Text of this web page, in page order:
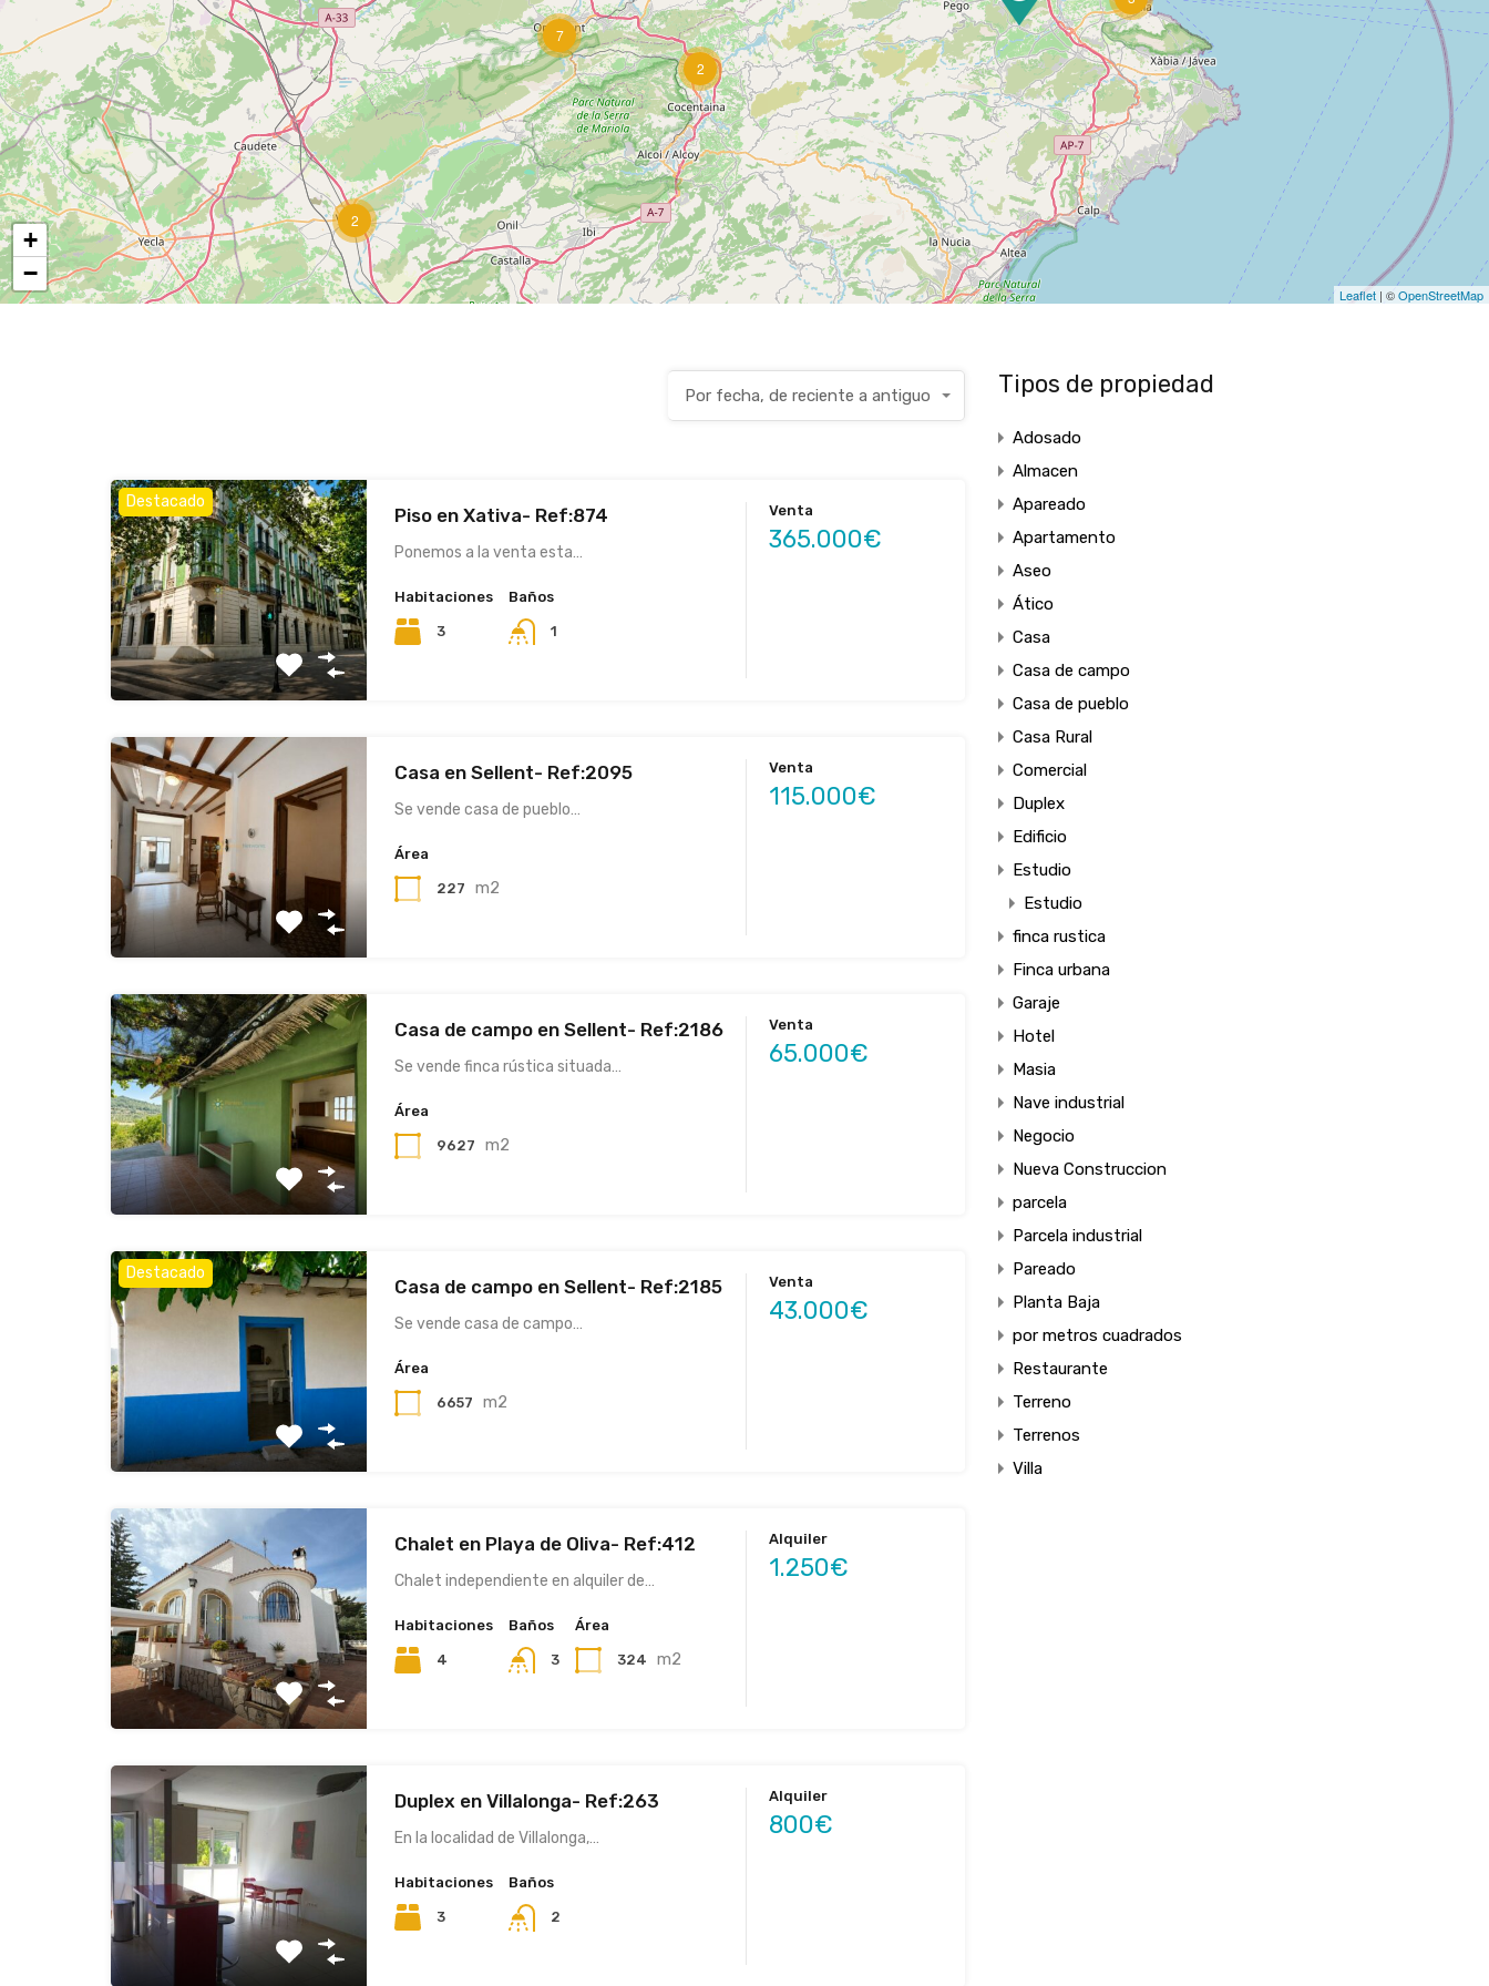
2
2
7
+
−
Leaflet | ©OpenStreetMap
Por fecha, de reciente a antiguo
Destacado
Piso en Xativa- Ref:874
Ponemos a la venta esta…
Habitaciones
3
Baños
1
Venta
365.000€
Casa en Sellent- Ref:2095
Se vende casa de pueblo…
Área
227 m2
Venta
115.000€
Casa de campo en Sellent- Ref:2186
Se vende finca rústica situada…
Área
9627 m2
Venta
65.000€
Destacado
Casa de campo en Sellent- Ref:2185
Se vende casa de campo…
Área
6657 m2
Venta
43.000€
Chalet en Playa de Oliva- Ref:412
Chalet independiente en alquiler de…
Habitaciones
4
Baños
3
Área
324 m2
Alquiler
1.250€
Duplex en Villalonga- Ref:263
En la localidad de Villalonga,…
Habitaciones
3
Baños
2
Alquiler
800€
Tipos de propiedad
Adosado
Almacen
Apareado
Apartamento
Aseo
Ático
Casa
Casa de campo
Casa de pueblo
Casa Rural
Comercial
Duplex
Edificio
Estudio
Estudio
finca rustica
Finca urbana
Garaje
Hotel
Masia
Nave industrial
Negocio
Nueva Construccion
parcela
Parcela industrial
Pareado
Planta Baja
por metros cuadrados
Restaurante
Terreno
Terrenos
Villa